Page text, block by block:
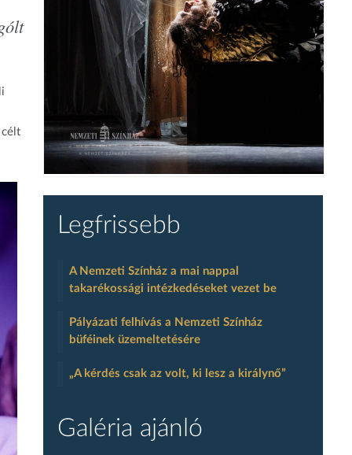
célt
Legfrissebb
A Nemzeti Színház a mai nappal
takarékossági intézkedéseket vezet be
Pályázati felhívás a Nemzeti Színház
büféinek üzemeltetésére
„A kérdés csak az volt, ki lesz a királynő”
Galéria ajánló